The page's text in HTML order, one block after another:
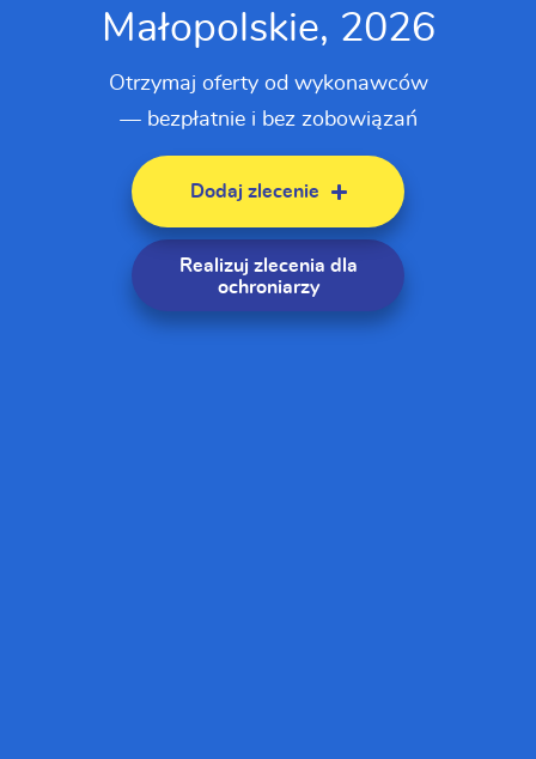
Małopolskie, 2026
Otrzymaj oferty od wykonawców
— bezpłatnie i bez zobowiązań
Dodaj zlecenie
Realizuj zlecenia dla
ochroniarzy